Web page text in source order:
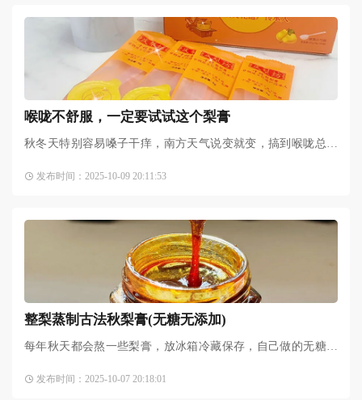
喉咙不舒服，一定要试试这个梨膏
秋冬天特别容易嗓子干痒，南方天气说变就变，搞到喉咙总是
了，于是打算买梨膏吃吃
发布时间：2025-10-09 20:11:53
整梨蒸制古法秋梨膏(无糖无添加)
每年秋天都会熬一些梨膏，放冰箱冷藏保存，自己做的无糖无
喜欢的快一起做起来吧…
发布时间：2025-10-07 20:18:01